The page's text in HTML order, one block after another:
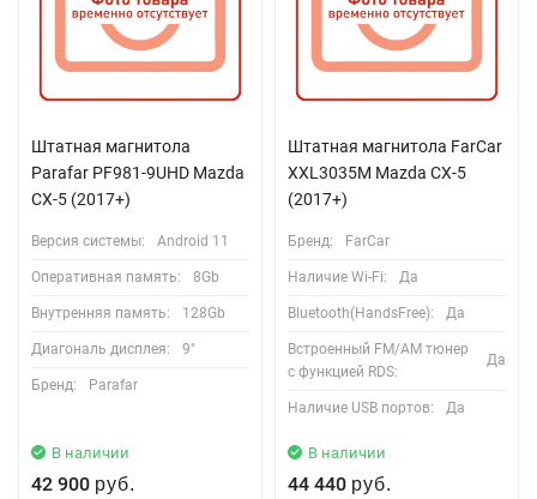
Штатная магнитола
Parafar PF981-9UHD Mazda
CX-5 (2017+)
Версия системы: Android 11
Оперативная память: 8Gb
Внутренняя память: 128Gb
Диагональ дисплея: 9"
Бренд: Parafar
В наличии
42 900 руб.
Штатная магнитола FarCar
XXL3035M Mazda CX-5
(2017+)
Бренд: FarCar
Наличие Wi-Fi: Да
Bluetooth(HandsFree): Да
Встроенный FM/AM тюнер
с функцией RDS:
Да
Наличие USB портов: Да
В наличии
44 440 руб.